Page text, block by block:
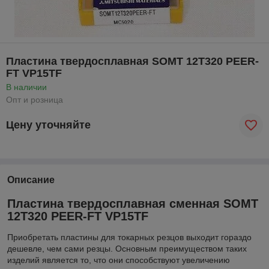
Пластина твердосплавная SOMT 12T320 PEER-
FT VP15TF
В наличии
Опт и розница
Цену уточняйте
Описание
Пластина твердосплавная сменная SOMT
12T320 PEER-FT VP15TF
Приобретать пластины для токарных резцов выходит гораздо
дешевле, чем сами резцы. Основным преимуществом таких
изделий является то, что они способствуют увеличению